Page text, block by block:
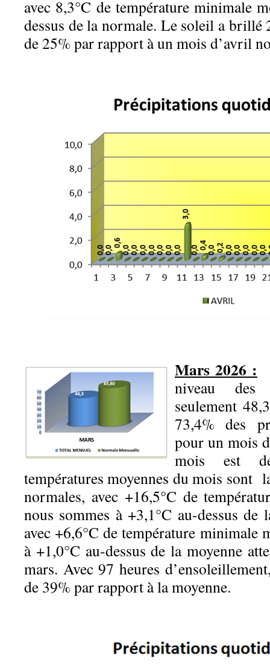
avec 8,3°C de température minimale
dessus de la normale. Le soleil a brillé
de 25% par rapport à un mois d’avril
Mars 2026 :
niveau des
seulement
73,4% des
pour un mois
mois est
températures moyennes du mois sont
normales, avec +16,5°C de
nous sommes à +3,1°C au-dessus de
avec +6,6°C de température minimale
à +1,0°C au-dessus de la moyenne
mars. Avec 97 heures
de 39% par rapport à la moyenne.